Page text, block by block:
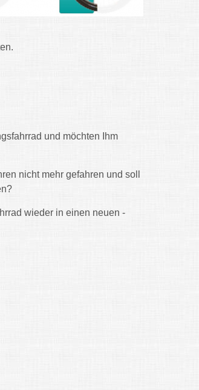
und möchten Ihm
nicht mehr gefahren und soll
wieder in einen neuen -